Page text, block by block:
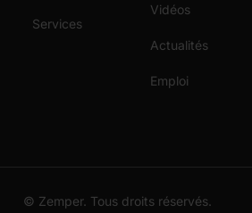
Services
Vidéos
Actualités
Emploi
© Zemper. Tous droits réservés.